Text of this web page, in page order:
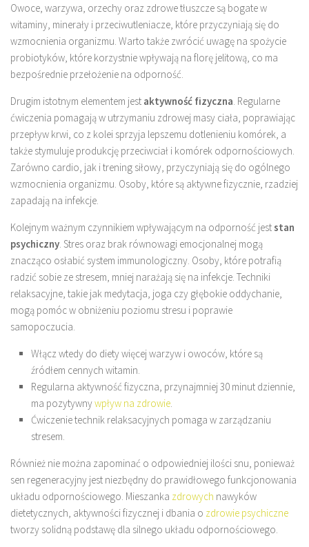
Owoce, warzywa, orzechy oraz zdrowe tłuszcze są bogate w
witaminy, minerały i przeciwutleniacze, które przyczyniają się do
wzmocnienia organizmu. Warto także zwrócić uwagę na spożycie
probiotyków, które korzystnie wpływają na florę jelitową, co ma
bezpośrednie przełożenie na odporność.
Drugim istotnym elementem jest aktywność fizyczna . Regularne
ćwiczenia pomagają w utrzymaniu zdrowej masy ciała, poprawiając
przepływ krwi, co z kolei sprzyja lepszemu dotlenieniu komórek, a
także stymuluje produkcję przeciwciał i komórek odpornościowych.
Zarówno cardio, jak i trening siłowy, przyczyniają się do ogólnego
wzmocnienia organizmu. Osoby, które są aktywne fizycznie, rzadziej
zapadają na infekcje.
Kolejnym ważnym czynnikiem wpływającym na odporność jeststan
psychiczny . Stres oraz brak równowagi emocjonalnej mogą
znacząco osłabić system immunologiczny. Osoby, które potrafią
radzić sobie ze stresem, mniej narażają się na infekcje. Techniki
relaksacyjne, takie jak medytacja, joga czy głębokie oddychanie,
mogą pomóc w obniżeniu poziomu stresu i poprawie
samopoczucia.
Włącz wtedy do diety więcej warzyw i owoców, które są
źródłem cennych witamin.
Regularna aktywność fizyczna, przynajmniej 30 minut dziennie,
ma pozytywnywpływ na zdrowie
Ćwiczenie technik relaksacyjnych pomaga w zarządzaniu
stresem.
Również nie można zapominać o odpowiedniej ilości snu, ponieważ
sen regeneracyjny jest niezbędny do prawidłowego funkcjonowania
układu odpornościowego. Mieszanka zdrowych nawyków
dietetycznych, aktywności fizycznej i dbania o zdrowie psychiczne
tworzy solidną podstawę dla silnego układu odpornościowego.